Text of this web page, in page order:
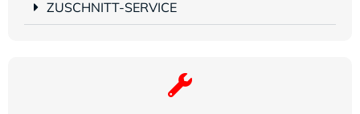
ZUSCHNITT-SERVICE